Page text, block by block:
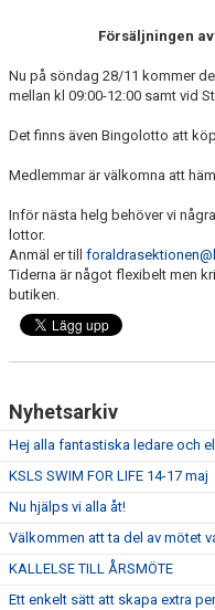
Försäljningen
Nu på söndag 28/11 kommer
mellan kl 09:00-12:00 samt vid
Det finns även Bingolotto att
Medlemmar är välkomna att
Inför nästa helg behöver vi
lottor.
Anmäl er till
Tiderna är något flexibelt men
butiken.
Nyhetsarkiv
Hej alla fantastiska ledare och
KSLS SWIM FOR LIFE 14-17 maj
Nu hjälps vi alla åt!
Välkommen att ta del av mötet
KALLELSE TILL ÅRSMÖTE
Ett enkelt sätt att skapa extra